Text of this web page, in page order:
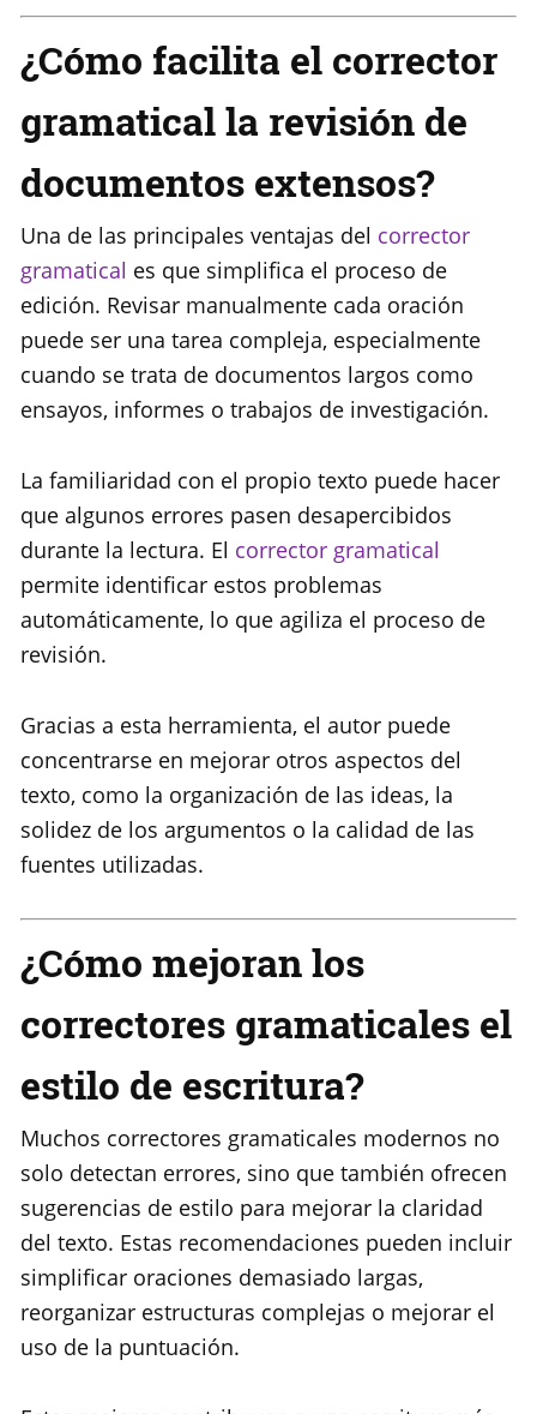
¿Cómo facilita el corrector
gramatical la revisión de
documentos extensos?
Una de las principales ventajas del corrector
gramatical es que simplifica el proceso de
edición. Revisar manualmente cada oración
puede ser una tarea compleja, especialmente
cuando se trata de documentos largos como
ensayos, informes o trabajos de investigación.
La familiaridad con el propio texto puede hacer
que algunos errores pasen desapercibidos
durante la lectura. El corrector gramatical
permite identificar estos problemas
automáticamente, lo que agiliza el proceso de
revisión.
Gracias a esta herramienta, el autor puede
concentrarse en mejorar otros aspectos del
texto, como la organización de las ideas, la
solidez de los argumentos o la calidad de las
fuentes utilizadas.
¿Cómo mejoran los
correctores gramaticales el
estilo de escritura?
Muchos correctores gramaticales modernos no
solo detectan errores, sino que también ofrecen
sugerencias de estilo para mejorar la claridad
del texto. Estas recomendaciones pueden incluir
simplificar oraciones demasiado largas,
reorganizar estructuras complejas o mejorar el
uso de la puntuación.